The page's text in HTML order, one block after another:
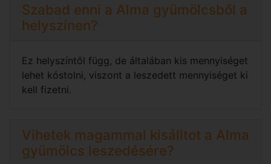
Szabad enni a Alma gyümölcsből a
helyszínen?
Ez helyszíntől függ, de általában kis mennyiséget
lehet kóstolni, viszont a leszedett mennyiséget ki
kell fizetni.
Vihetek magammal kisálltot a Alma
gyümölcs leszedésére?